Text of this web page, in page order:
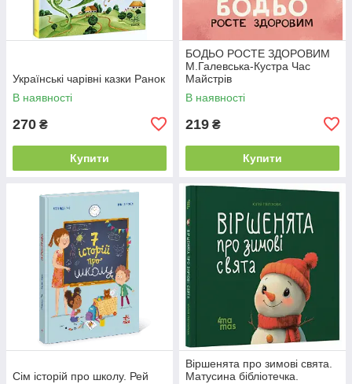
Українські чарівні казки Ранок
В наявності
270 ₴
Купити
БОДЬО РОСТЕ ЗДОРОВИМ
М.Галевська-Кустра Час
Майстрів
В наявності
219 ₴
Купити
Сім історій про школу. Рей
Віршенята про зимові свята.
Матусина бібліотечка.